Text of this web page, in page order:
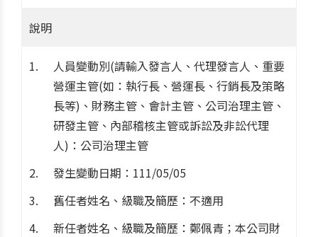
說明
人員變動別(請輸入發言人、代理發言人、重要
營運主管(如：執行長、營運長、行銷長及策略
長等)、財務主管、會計主管、公司治理主管、
研發主管、內部稽核主管或訴訟及非訟代理
人)：公司治理主管
發生變動日期：111/05/05
舊任者姓名、級職及簡歷：不適用
新任者姓名、級職及簡歷：鄭佩青；本公司財